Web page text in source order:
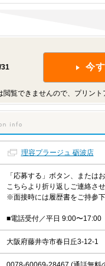
31
今
覧できませんので、プリント
理容プラージュ 砺波店
「応募する」ボタン、または
こちらより折り返しご連絡さ
※面接時には履歴書をご持参下
■電話受付／平日 9:00〜17:00
大阪府藤井寺市春日丘3-12-1